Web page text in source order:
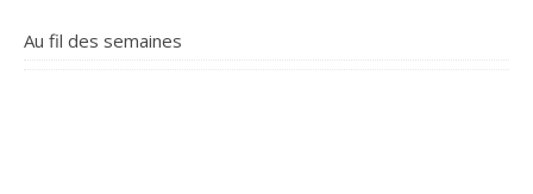
Au fil des semaines